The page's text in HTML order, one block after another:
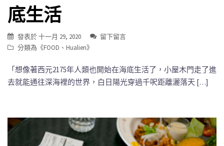
底生活
發表於十一月 29, 2020
留下留言
分類為《FOOD 、 Hualien》
「想像著西元2175年人類也開始在海底生活了，小屋木門走了進
去就能通往深海裡的世界，白日陽光穿過千呎距離灑落天 […]